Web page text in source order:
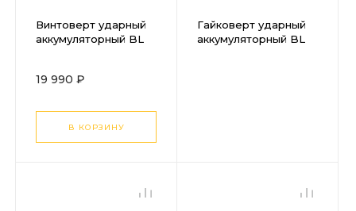
Винтоверт ударный
аккумуляторный BL
19 990 ₽
В КОРЗИНУ
Гайковерт ударный
аккумуляторный BL